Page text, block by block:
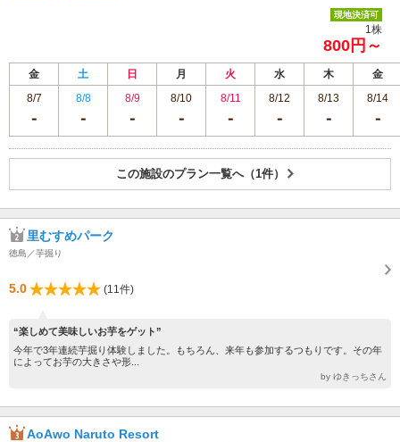
現地決済可
1株
800円～
金 土 日 月 火 水 木
金
8/7
8/8 8/9 8/10 8/11 8/12 8/13 8/14
この施設のプラン一覧へ（1件）
里むすめパーク
徳島／芋掘り
5.0 (11件)
“楽しめて美味しいお芋をゲット”
今年で3年連続芋掘り体験しました。もちろん、来年も参加するつもりです。その年
によってお芋の大きさや形...
by ゆきっちさん
AoAwo Naruto Resort